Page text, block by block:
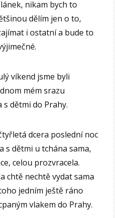
nikam bych to
dělím jen o to,
i ostatní a bude to
víkend jsme byli
mém srazu
s dětmi do Prahy.
dcera poslední noc
s dětmi u tchána sama,
celou prozvracela.
chtě nechtě vydat sama
jedním ještě ráno
vlakem do Prahy.